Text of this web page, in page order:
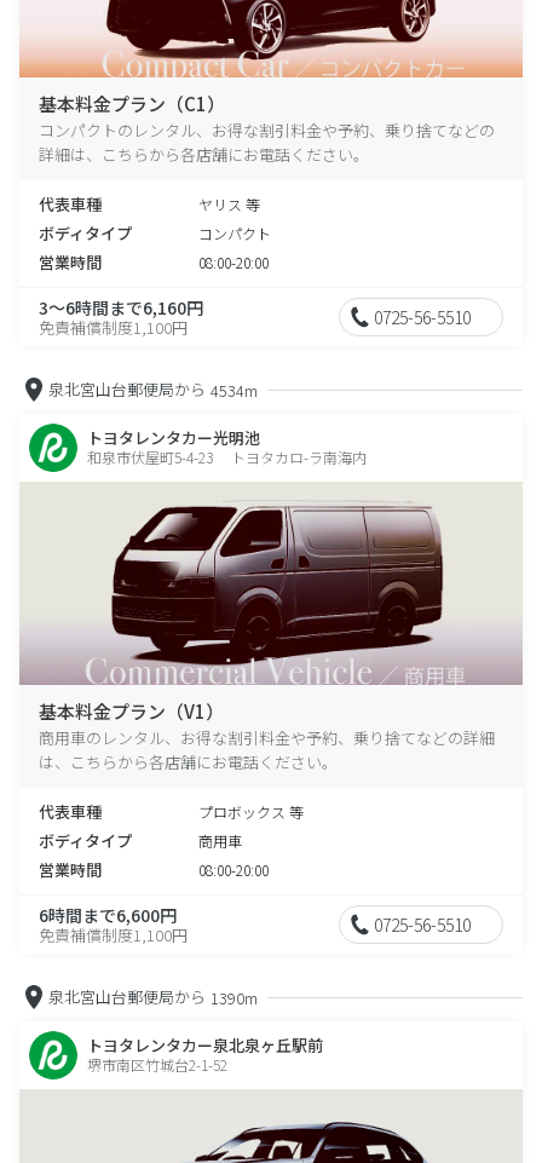
基本料金プラン（C1）
コンパクトのレンタル、お得な割引料金や予約、乗り捨てなどの
詳細は、こちらから各店舗にお電話ください。
代表車種 ヤリス 等
ボディタイプ コンパクト
営業時間 08:00-20:00
3～6時間まで6,160円
免責補償制度1,100円 0725-56-5510
泉北宮山台郵便局から 4534m
トヨタレンタカー光明池
和泉市伏屋町5-4-23 トヨタカロ-ラ南海内
基本料金プラン（V1）
商用車のレンタル、お得な割引料金や予約、乗り捨てなどの詳細
は、こちらから各店舗にお電話ください。
代表車種 プロボックス 等
ボディタイプ 商用車
営業時間 08:00-20:00
6時間まで6,600円
免責補償制度1,100円 0725-56-5510
泉北宮山台郵便局から 1390m
トヨタレンタカー泉北泉ヶ丘駅前
堺市南区竹城台2-1-52